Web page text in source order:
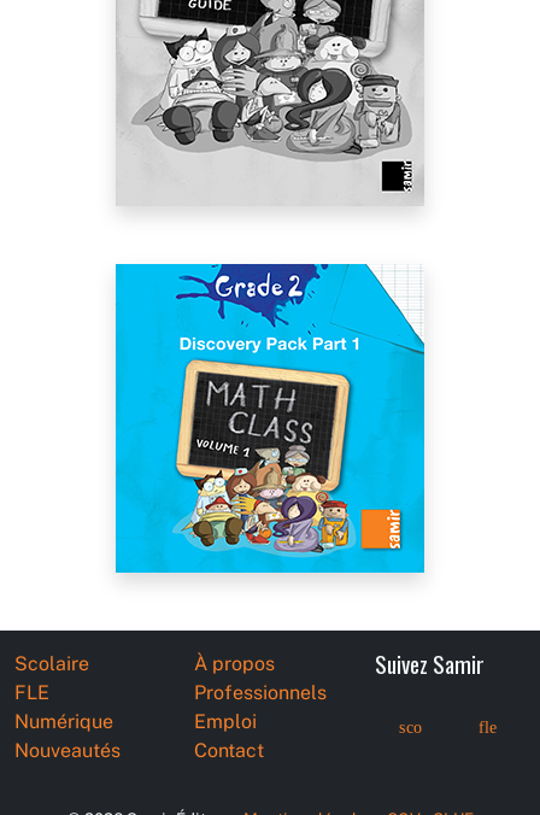
Scolaire
FLE
Numérique
Nouveautés
À propos
Professionnels
Emploi
Contact
Suivez Samir
sco fle